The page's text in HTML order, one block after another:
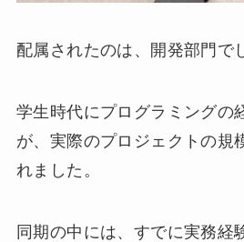
配属されたのは、開発部門で
学生時代にプログラミングの
が、実際のプロジェクトの規
れました。
同期の中には、すでに実務経